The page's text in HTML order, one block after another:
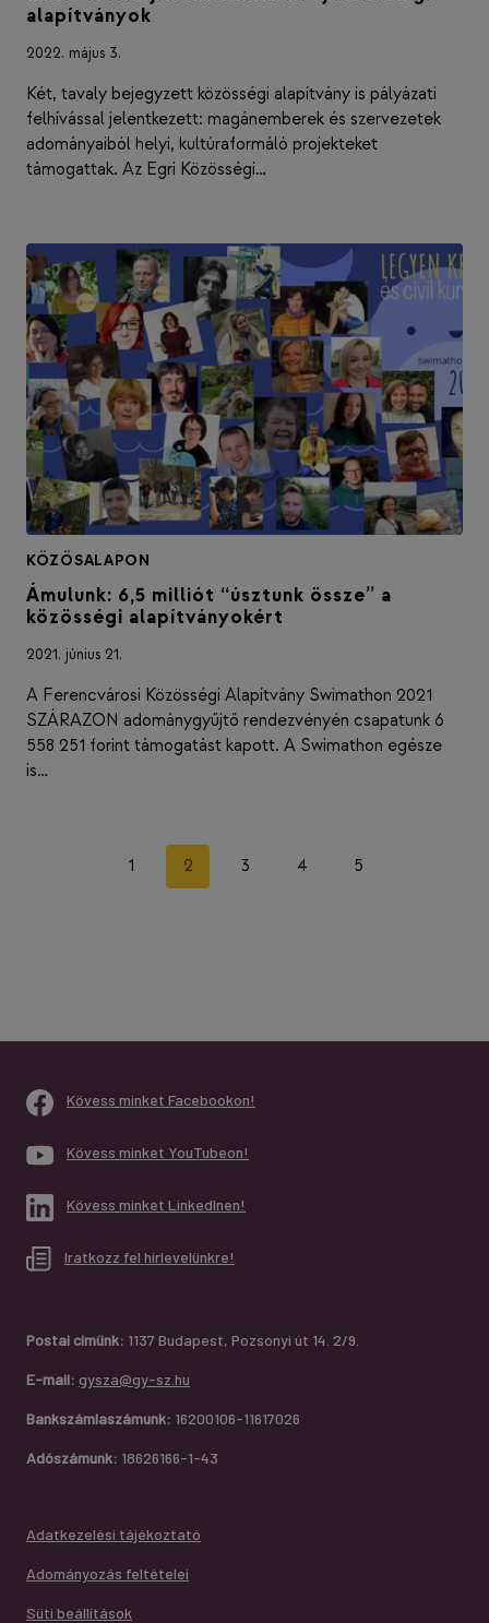
alapítványok
2022. május 3.
Két, tavaly bejegyzett közösségi alapítvány is pályázati
felhívással jelentkezett: magánemberek és szervezetek
adományaiból helyi, kultúraformáló projekteket
támogattak. Az Egri Közösségi…
KÖZÖSALAPON
Ámulunk: 6,5 milliót “úsztunk össze” a
közösségi alapítványokért
2021. június 21.
A Ferencvárosi Közösségi Alapítvány Swimathon 2021
SZÁRAZON adománygyűjtő rendezvényén csapatunk 6
558 251 forint támogatást kapott. A Swimathon egésze
is…
Previous1 2 3 4 5
Kövess minket Facebookon!
Kövess minket YouTubeon!
Kövess minket LinkedInen!
Iratkozz fel hírlevelünkre!
Postai címünk: 1137 Budapest, Pozsonyi út 14. 2/9.
E-mail: gysza@gy-sz.hu
Bankszámlaszámunk: 16200106-11617026
Adószámunk: 18626166-1-43
Adatkezelési tájékoztató
Adományozás feltételei
Süti beállítások